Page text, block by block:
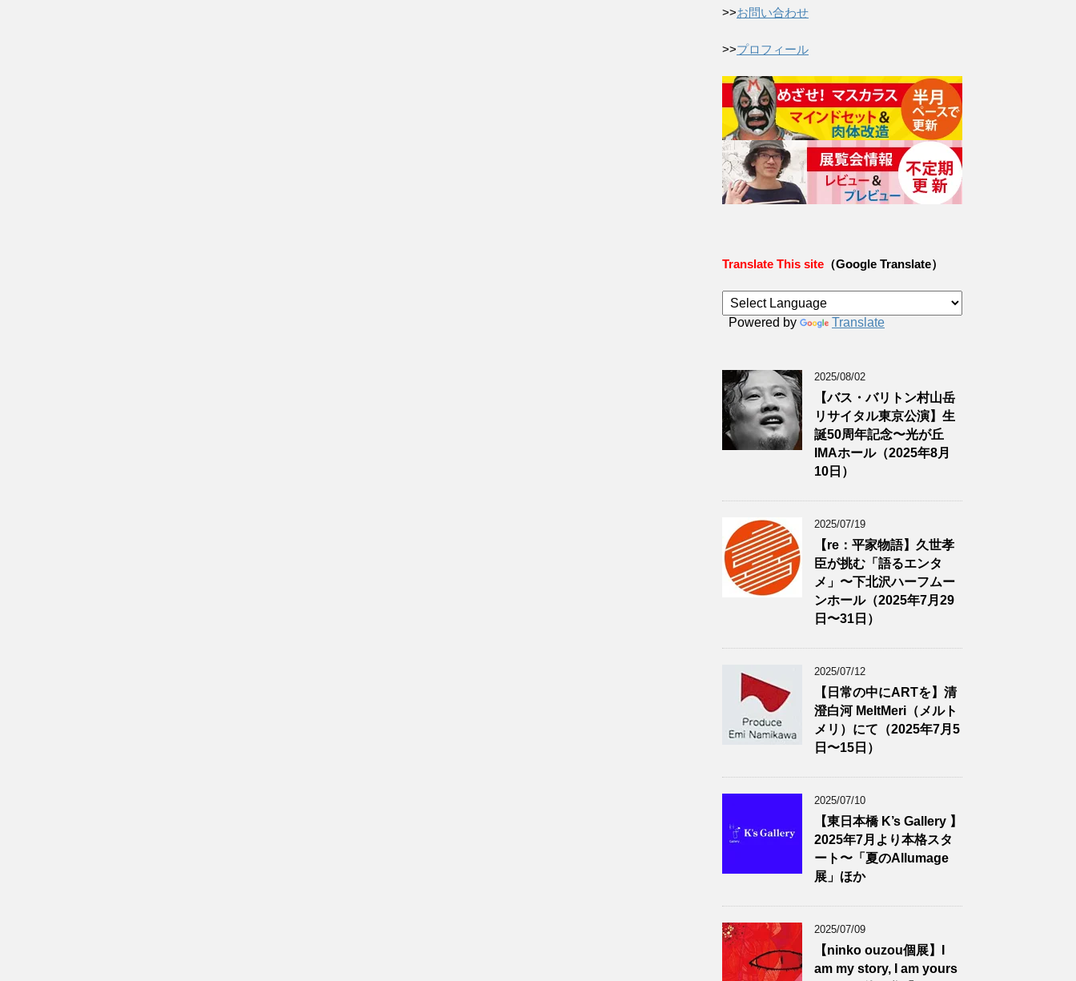
>>お問い合わせ
>>プロフィール
Translate This site （Google Translate）
Powered by Translate
2025/08/02
【バス・バリトン村山岳
リサイタル東京公演】生
誕50周年記念〜光が丘
IMAホール（2025年8月
10日）
2025/07/19
【re：平家物語】久世孝
臣が挑む「語るエンタ
メ」〜下北沢ハーフムー
ンホール（2025年7月29
日〜31日）
2025/07/12
【日常の中にARTを】清
澄白河 MeltMeri（メルト
メリ）にて（2025年7月5
日〜15日）
2025/07/10
【東日本橋 K’s Gallery 】
2025年7月より本格スタ
ート〜「夏のAllumage
展」ほか
2025/07/09
【ninko ouzou個展】I
am my story, I am yours